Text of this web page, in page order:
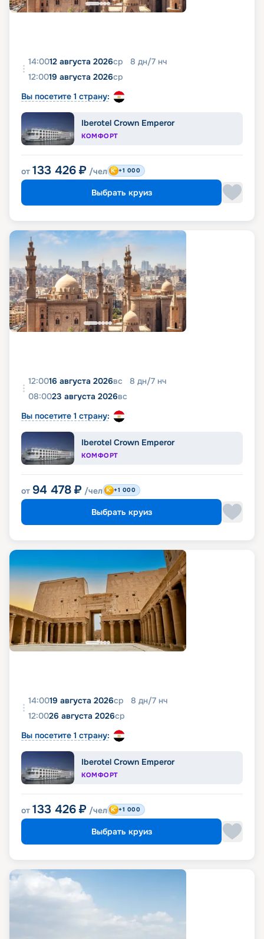
14:0012 августа 2026ср 8 дн/7 нч
12:0019 августа 2026ср
Вы посетите 1 страну:
Iberotel Crown Emperor
КОМФОРТ
от 133 426 ₽ /чел +1 000
Выбрать круиз
12:0016 августа 2026вс 8 дн/7 нч
08:0023 августа 2026вс
Вы посетите 1 страну:
Iberotel Crown Emperor
КОМФОРТ
от 94 478 ₽ /чел +1 000
Выбрать круиз
14:0019 августа 2026ср 8 дн/7 нч
12:0026 августа 2026ср
Вы посетите 1 страну:
Iberotel Crown Emperor
КОМФОРТ
от 133 426 ₽ /чел +1 000
Выбрать круиз